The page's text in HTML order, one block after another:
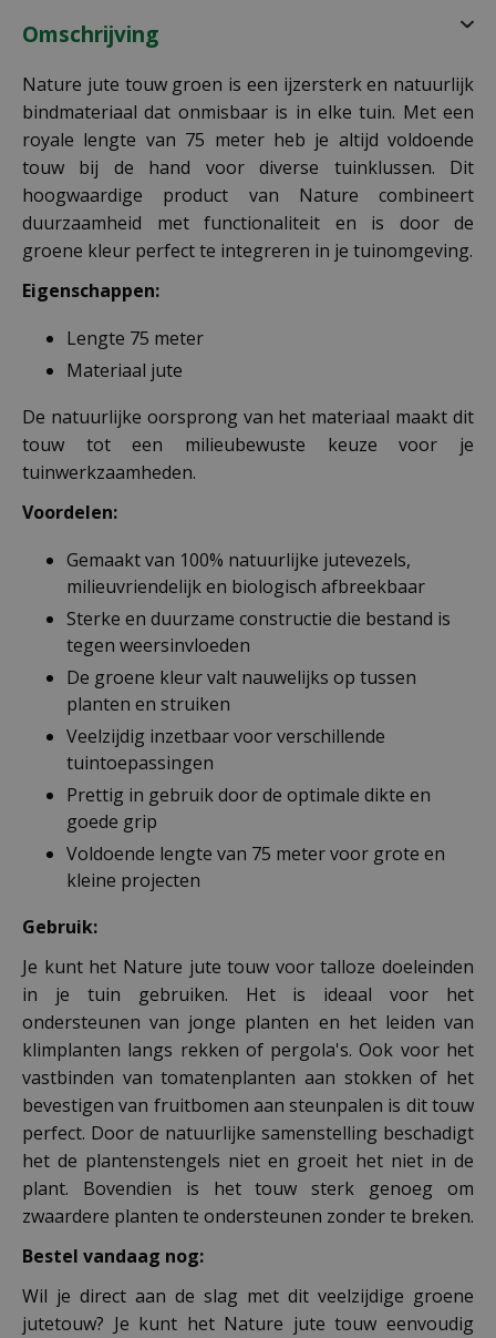
Omschrijving
Nature jute touw groen is een ijzersterk en natuurlijk
bindmateriaal dat onmisbaar is in elke tuin. Met een
royale lengte van 75 meter heb je altijd voldoende
touw bij de hand voor diverse tuinklussen. Dit
hoogwaardige product van Nature combineert
duurzaamheid met functionaliteit en is door de
groene kleur perfect te integreren in je tuinomgeving.
Eigenschappen:
Lengte 75 meter
Materiaal jute
De natuurlijke oorsprong van het materiaal maakt dit
touw tot een milieubewuste keuze voor je
tuinwerkzaamheden.
Voordelen:
Gemaakt van 100% natuurlijke jutevezels,
milieuvriendelijk en biologisch afbreekbaar
Sterke en duurzame constructie die bestand is
tegen weersinvloeden
De groene kleur valt nauwelijks op tussen
planten en struiken
Veelzijdig inzetbaar voor verschillende
tuintoepassingen
Prettig in gebruik door de optimale dikte en
goede grip
Voldoende lengte van 75 meter voor grote en
kleine projecten
Gebruik:
Je kunt het Nature jute touw voor talloze doeleinden
in je tuin gebruiken. Het is ideaal voor het
ondersteunen van jonge planten en het leiden van
klimplanten langs rekken of pergola's. Ook voor het
vastbinden van tomatenplanten aan stokken of het
bevestigen van fruitbomen aan steunpalen is dit touw
perfect. Door de natuurlijke samenstelling beschadigt
het de plantenstengels niet en groeit het niet in de
plant. Bovendien is het touw sterk genoeg om
zwaardere planten te ondersteunen zonder te breken.
Bestel vandaag nog:
Wil je direct aan de slag met dit veelzijdige groene
jutetouw? Je kunt het Nature jute touw eenvoudig